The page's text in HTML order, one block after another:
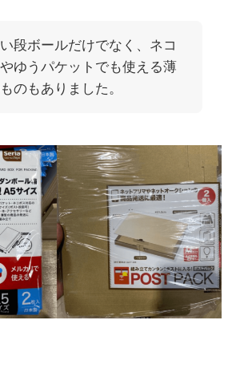
段ボールだけでなく、ネコ
ゆうパケットでも使える薄
のもありました。